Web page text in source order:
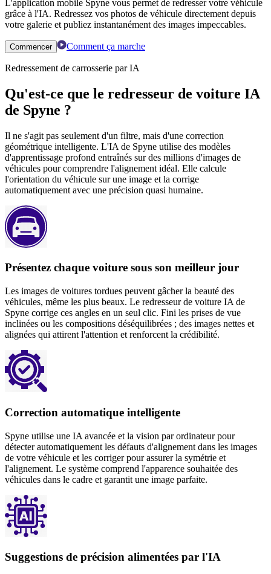
L'application mobile Spyne vous permet de redresser votre véhicule
grâce à l'IA. Redressez vos photos de véhicule directement depuis
votre galerie et publiez instantanément des images impeccables.
Commencer Comment ça marche
Redressement de carrosserie par IA
Qu'est-ce que le redresseur de voiture IA
de Spyne ?
Il ne s'agit pas seulement d'un filtre, mais d'une correction
géométrique intelligente. L'IA de Spyne utilise des modèles
d'apprentissage profond entraînés sur des millions d'images de
véhicules pour comprendre l'alignement idéal. Elle calcule
l'orientation du véhicule sur une image et la corrige
automatiquement avec une précision quasi humaine.
Présentez chaque voiture sous son meilleur jour
Les images de voitures tordues peuvent gâcher la beauté des
véhicules, même les plus beaux. Le redresseur de voiture IA de
Spyne corrige ces angles en un seul clic. Fini les prises de vue
inclinées ou les compositions déséquilibrées ; des images nettes et
alignées qui attirent l'attention et renforcent la crédibilité.
Correction automatique intelligente
Spyne utilise une IA avancée et la vision par ordinateur pour
détecter automatiquement les défauts d'alignement dans les images
de votre véhicule et les corriger pour assurer la symétrie et
l'alignement. Le système comprend l'apparence souhaitée des
véhicules dans le cadre et garantit une image parfaite.
Suggestions de précision alimentées par l'IA